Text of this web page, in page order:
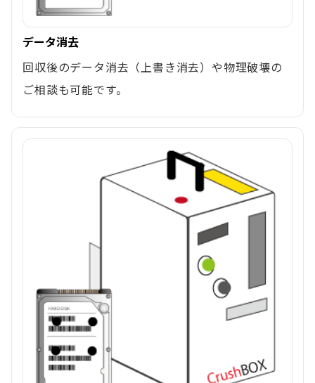
データ消去
回収後のデータ消去（上書き消去）や物理破壊の
ご相談も可能です。